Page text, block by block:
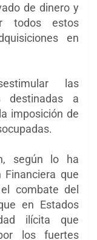
de dinero y
todos estos
en
las
destinadas a
imposición de
según lo ha
que
combate del
en Estados
ilícita que
los fuertes